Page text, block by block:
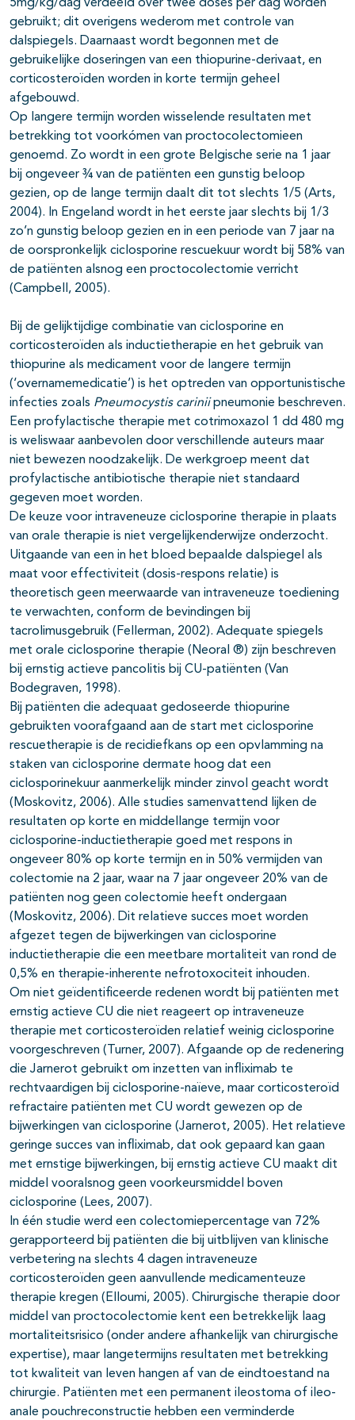
5mg/kg/dag verdeeld over twee doses per dag worden
gebruikt; dit overigens wederom met controle van
dalspiegels. Daarnaast wordt begonnen met de
gebruikelijke doseringen van een thiopurine-derivaat, en
corticosteroïden worden in korte termijn geheel
afgebouwd.
Op langere termijn worden wisselende resultaten met
betrekking tot voorkómen van proctocolectomieen
genoemd. Zo wordt in een grote Belgische serie na 1 jaar
bij ongeveer ¾ van de patiënten een gunstig beloop
gezien, op de lange termijn daalt dit tot slechts 1/5 (Arts,
2004). In Engeland wordt in het eerste jaar slechts bij 1/3
zo’n gunstig beloop gezien en in een periode van 7 jaar na
de oorspronkelijk ciclosporine rescuekuur wordt bij 58% van
de patiënten alsnog een proctocolectomie verricht
(Campbell, 2005).
Bij de gelijktijdige combinatie van ciclosporine en
corticosteroïden als inductietherapie en het gebruik van
thiopurine als medicament voor de langere termijn
(‘overnamemedicatie’) is het optreden van opportunistische
infecties zoals Pneumocystis cariniipneumonie beschreven.
Een profylactische therapie met cotrimoxazol 1 dd 480 mg
is weliswaar aanbevolen door verschillende auteurs maar
niet bewezen noodzakelijk. De werkgroep meent dat
profylactische antibiotische therapie niet standaard
gegeven moet worden.
De keuze voor intraveneuze ciclosporine therapie in plaats
van orale therapie is niet vergelijkenderwijze onderzocht.
Uitgaande van een in het bloed bepaalde dalspiegel als
maat voor effectiviteit (dosis-respons relatie) is
theoretisch geen meerwaarde van intraveneuze toediening
te verwachten, conform de bevindingen bij
tacrolimusgebruik (Fellerman, 2002). Adequate spiegels
met orale ciclosporine therapie (Neoral ®) zijn beschreven
bij ernstig actieve pancolitis bij CU-patiënten (Van
Bodegraven, 1998).
Bij patiënten die adequaat gedoseerde thiopurine
gebruikten voorafgaand aan de start met ciclosporine
rescuetherapie is de recidiefkans op een opvlamming na
staken van ciclosporine dermate hoog dat een
ciclosporinekuur aanmerkelijk minder zinvol geacht wordt
(Moskovitz, 2006). Alle studies samenvattend lijken de
resultaten op korte en middellange termijn voor
ciclosporine-inductietherapie goed met respons in
ongeveer 80% op korte termijn en in 50% vermijden van
colectomie na 2 jaar, waar na 7 jaar ongeveer 20% van de
patiënten nog geen colectomie heeft ondergaan
(Moskovitz, 2006). Dit relatieve succes moet worden
afgezet tegen de bijwerkingen van ciclosporine
inductietherapie die een meetbare mortaliteit van rond de
0,5% en therapie-inherente nefrotoxociteit inhouden.
Om niet geïdentificeerde redenen wordt bij patiënten met
ernstig actieve CU die niet reageert op intraveneuze
therapie met corticosteroïden relatief weinig ciclosporine
voorgeschreven (Turner, 2007). Afgaande op de redenering
die Jarnerot gebruikt om inzetten van infliximab te
rechtvaardigen bij ciclosporine-naïeve, maar corticosteroïd
refractaire patiënten met CU wordt gewezen op de
bijwerkingen van ciclosporine (Jarnerot, 2005). Het relatieve
geringe succes van infliximab, dat ook gepaard kan gaan
met ernstige bijwerkingen, bij ernstig actieve CU maakt dit
middel vooralsnog geen voorkeursmiddel boven
ciclosporine (Lees, 2007).
In één studie werd een colectomiepercentage van 72%
gerapporteerd bij patiënten die bij uitblijven van klinische
verbetering na slechts 4 dagen intraveneuze
corticosteroïden geen aanvullende medicamenteuze
therapie kregen (Elloumi, 2005). Chirurgische therapie door
middel van proctocolectomie kent een betrekkelijk laag
mortaliteitsrisico (onder andere afhankelijk van chirurgische
expertise), maar langetermijns resultaten met betrekking
tot kwaliteit van leven hangen af van de eindtoestand na
chirurgie. Patiënten met een permanent ileostoma of ileo-
anale pouchreconstructie hebben een verminderde